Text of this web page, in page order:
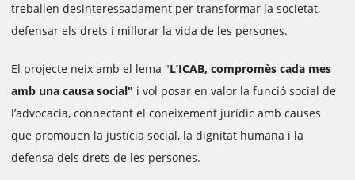
treballen desinteressadament per transformar la societat,
defensar els drets i millorar la vida de les persones.
El projecte neix amb el lema "L’ICAB, compromès cada mes
amb una causa social" i vol posar en valor la funció social de
l’advocacia, connectant el coneixement jurídic amb causes
que promouen la justícia social, la dignitat humana i la
defensa dels drets de les persones.